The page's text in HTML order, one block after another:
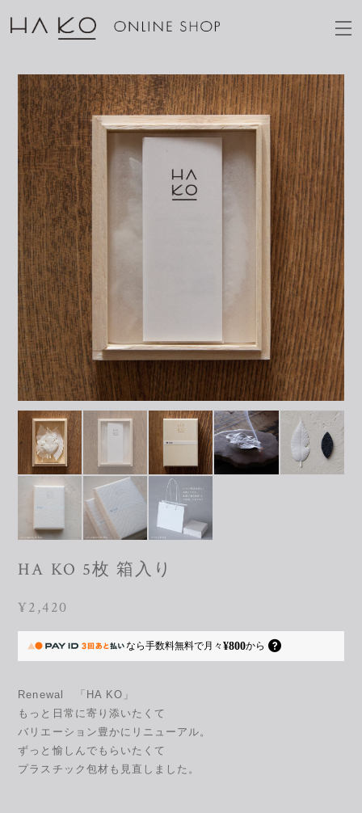
HA KO 5枚 箱入り
¥2,420
なら手数料無料で月々¥800から
Renewal 「HA KO」
もっと日常に寄り添いたくて
バリエーション豊かにリニューアル。
ずっと愉しんでもらいたくて
プラスチック包材も見直しました。